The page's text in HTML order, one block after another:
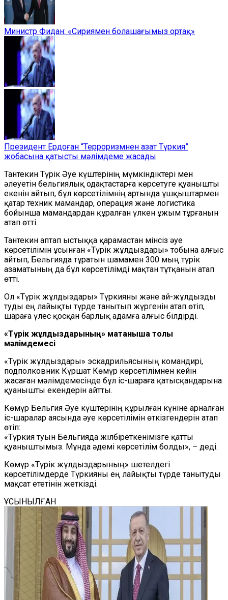
Министр Фидан: «Сириямен болашағымыз ортақ»
Президент Ердоған “Терроризмнен азат Түркия”
жобасына қатысты мәлімдеме жасады
Тантекин Түрік Әуе күштерінің мүмкіндіктері мен
әлеуетін бельгиялық одақтастарға көрсетуге қуанышты
екенін айтып, бұл көрсетілімнің артында ұшқыштармен
қатар техник мамандар, операция және логистика
бойынша мамандардан құралған үлкен ұжым тұрғанын
атап өтті.
Тантекин аптап ыстыққа қарамастан мінсіз әуе
көрсетілімін ұсынған «Түрік жұлдыздары» тобына алғыс
айтып, Бельгияда тұратын шамамен 300 мың түрік
азаматының да бұл көрсетілімді мақтан тұтқанын атап
өтті.
Ол «Түрік жұлдыздары» Түркияны және ай-жұлдызды
туды ең лайықты түрде танытып жүргенін атап өтіп,
шараға үлес қосқан барлық адамға алғыс білдірді.
«Түрік жұлдыздарының» мақтанышқа толы
мәлімдемесі
«Түрік жұлдыздары» эскадрильясының командирі,
подполковник Күршат Көмүр көрсетілімнен кейін
жасаған мәлімдемесінде бұл іс-шараға қатысқандарына
қуанышты екендерін айтты.
Көмүр Бельгия Әуе күштерінің құрылған күніне арналған
іс-шаралар аясында әуе көрсетілімін өткізгендерін атап
өтіп:
«Түркия туын Бельгияда жілбіреткенімізге қатты
қуаныштымыз. Мұнда әдемі көрсетілім болды», – деді.
Көмүр «Түрік жұлдыздарының» шетелдегі
көрсетілімдерде Түркияны ең лайықты түрде танытуды
мақсат ететінін жеткізді.
ҰСЫНЫЛҒАН